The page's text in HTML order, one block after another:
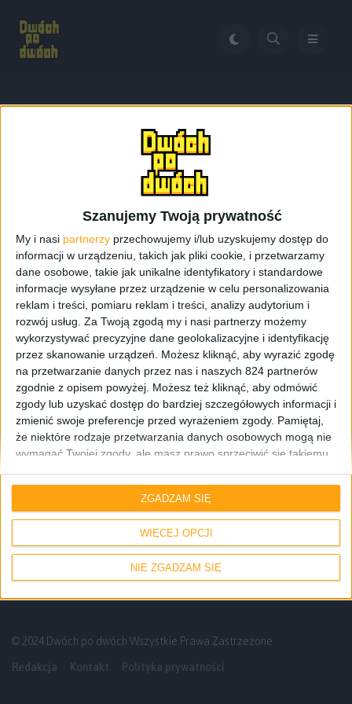
Szanujemy Twoją prywatność
My i nasi partnerzy przechowujemy i/lub uzyskujemy dostęp do
informacji w urządzeniu, takich jak pliki cookie, i przetwarzamy
dane osobowe, takie jak unikalne identyfikatory i standardowe
informacje wysyłane przez urządzenie w celu personalizowania
reklam i treści, pomiaru reklam i treści, analizy audytorium i
rozwój usług. Za Twoją zgodą my i nasi partnerzy możemy
wykorzystywać precyzyjne dane geolokalizacyjne i identyfikację
przez skanowanie urządzeń. Możesz kliknąć, aby wyrazić zgodę
na przetwarzanie danych przez nas i naszych 824 partnerów
zgodnie z opisem powyżej. Możesz też kliknąć, aby odmówić
zgody lub uzyskać dostęp do bardziej szczegółowych informacji i
zmienić swoje preferencje przed wyrażeniem zgody. Pamiętaj,
że niektóre rodzaje przetwarzania danych osobowych mogą nie
wymagać Twojej zgody, ale masz prawo sprzeciwić się takiemu
do tej witryny. Możesz w dowolnym momencie zmienić swoje
preferencje lub wycofać zgodę, wracając na tę stronę i klikając
przycisk "Prywatność" na dole strony.
WIĘCEJ OPCJI
NIE ZGADZAM SIĘ
ZGADZAM SIĘ
Baseus Bowie M2
Baseus Bowie M2
Bardziej Martyniuk niż Bowie. Baseus
Bowie M2 – recenzja
© 2024 Dwóch po dwóch Wszystkie Prawa Zastrzeżone
Redakcja Kontakt Polityka prywatności